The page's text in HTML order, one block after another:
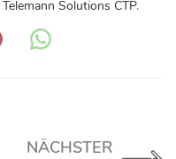
Telemann Solutions CTP.
NÄCHSTER